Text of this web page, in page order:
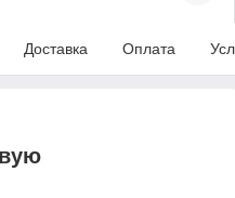
Доставка Оплата